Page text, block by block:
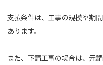
支払条件は、工事の規模や期
あります。
また、下請工事の場合は、元